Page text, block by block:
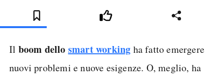
Il boom dello smart working ha fatto emergere
nuovi problemi e nuove esigenze. O, meglio, ha